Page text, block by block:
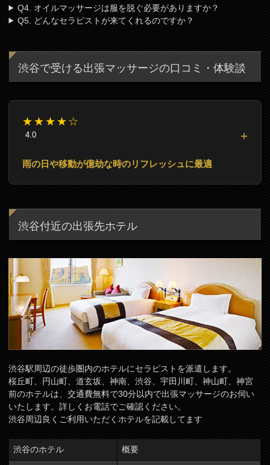
Q4. オイルマッサージは服を脱ぐ必要がありますか？
Q5. どんなセラピストが来てくれるのですか？
渋谷で受ける出張マッサージの口コミ・体験談
★★★★☆
4.0
雨の日や移動が億劫な時のリフレッシュに最適
渋谷付近の出張先ホテル
渋谷駅周辺の徒歩圏内のホテルにセラピストを派遣します。
桜丘町、円山町、道玄坂、神南、渋谷、宇田川町、神山町、神宮
前のホテルは、交通費無料で30分以内で出張マッサージのお伺い
いたします。詳しくお電話でご確認ください。
渋谷周辺良くご利用いただくホテルを記載してます
渋谷のホテル 概要